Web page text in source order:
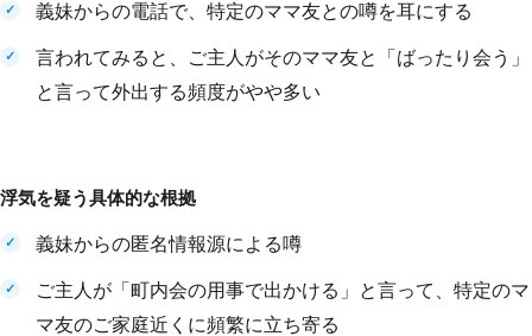
義妹からの電話で、特定のママ友との噂を耳にする
言われてみると、ご主人がそのママ友と「ばったり会う」
と言って外出する頻度がやや多い
浮気を疑う具体的な根拠
義妹からの匿名情報源による噂
ご主人が「町内会の用事で出かける」と言って、特定のマ
マ友のご家庭近くに頻繁に立ち寄る